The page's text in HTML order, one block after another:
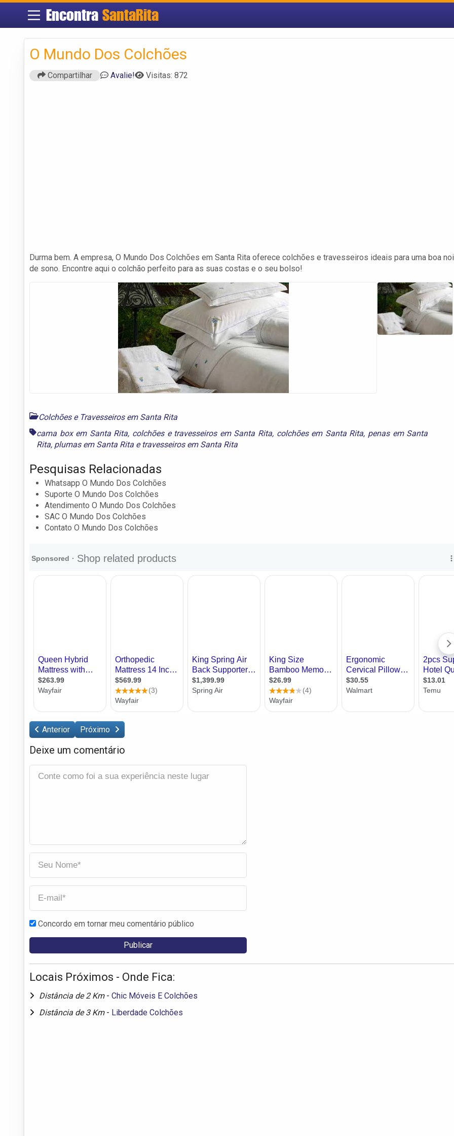
Encontra SantaRita
O Mundo Dos Colchões
Compartilhar Avalie! Visitas: 872
Durma bem. A empresa, O Mundo Dos Colchões em Santa Rita oferece colchões e travesseiros ideais para uma boa
de sono. Encontre aqui o colchão perfeito para as suas costas e o seu bolso!
Colchões e Travesseiros em Santa Rita
cama box em Santa Rita, colchões e travesseiros em Santa Rita, colchões em Santa Rita, penas em Santa
Rita, plumas em Santa Rita e travesseiros em Santa Rita
Pesquisas Relacionadas
Whatsapp O Mundo Dos Colchões
Suporte O Mundo Dos Colchões
Atendimento O Mundo Dos Colchões
SAC O Mundo Dos Colchões
Contato O Mundo Dos Colchões
Anterior Próximo
Deixe um comentário
Concordo em tornar meu comentário público
Locais Próximos - Onde Fica:
Distância de 2 Km - Chic Móveis E Colchões
Distância de 3 Km - Liberdade Colchões